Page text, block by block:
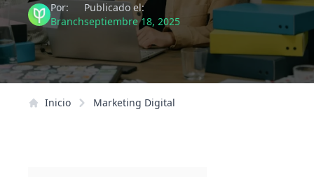
Por:
Branch
Publicado el:
septiembre 18, 2025
Inicio Marketing Digital